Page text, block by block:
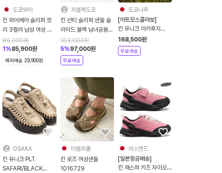
도쿄와이
킨 와이메아 슬리퍼 쪼
리 3컬러 남성 여성 여
름 신발
86,900원
1 %85,900원
해외배송 29,900원
지셀렉도쿄
킨 샨티 슬리퍼 샌들 슬
라이드 블랙 남녀공용
1018206 1026263
103,000원
5%97,000원
무료배송
도쿄나무
[아트모스콜라보]
킨 유니크 아카후지
1033286 ATMOS
KEEN UNEEK
AKAFUJI
168,500원
무료배송
OSAKA
킨 유니크 PLT
SAFARI/BLACK
티엠피몰
킨 로즈 여성샌들
1016729
어스앤드
[일본항공배송]
킨 재스퍼 키즈 자이오